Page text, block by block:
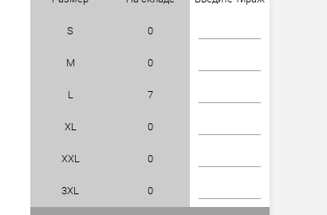
S 0
M 0
L 7
XL 0
XXL 0
3XL 0